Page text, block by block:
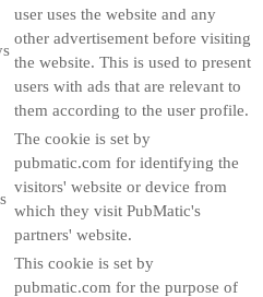
user uses the website and any
other advertisement before visiting
the website. This is used to present
users with ads that are relevant to
them according to the user profile.
The cookie is set by
pubmatic.com for identifying the
visitors' website or device from
which they visit PubMatic's
partners' website.
This cookie is set by
pubmatic.com for the purpose of